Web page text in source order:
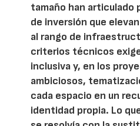
tamaño han articulado
de inversión que
al rango de
criterios técnicos
inclusiva y, en los
ambiciosos,
cada espacio en un
identidad propia. Lo